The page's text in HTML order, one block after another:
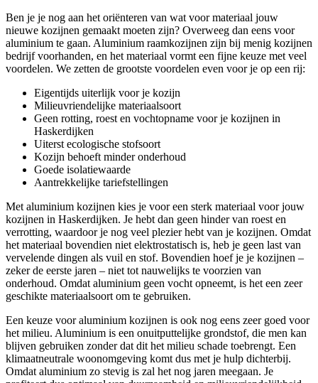
Ben je je nog aan het oriënteren van wat voor materiaal jouw
nieuwe kozijnen gemaakt moeten zijn? Overweeg dan eens voor
aluminium te gaan. Aluminium raamkozijnen zijn bij menig kozijnen
bedrijf voorhanden, en het materiaal vormt een fijne keuze met veel
voordelen. We zetten de grootste voordelen even voor je op een rij:
Eigentijds uiterlijk voor je kozijn
Milieuvriendelijke materiaalsoort
Geen rotting, roest en vochtopname voor je kozijnen in
Haskerdijken
Uiterst ecologische stofsoort
Kozijn behoeft minder onderhoud
Goede isolatiewaarde
Aantrekkelijke tariefstellingen
Met aluminium kozijnen kies je voor een sterk materiaal voor jouw
kozijnen in Haskerdijken. Je hebt dan geen hinder van roest en
verrotting, waardoor je nog veel plezier hebt van je kozijnen. Omdat
het materiaal bovendien niet elektrostatisch is, heb je geen last van
vervelende dingen als vuil en stof. Bovendien hoef je je kozijnen –
zeker de eerste jaren – niet tot nauwelijks te voorzien van
onderhoud. Omdat aluminium geen vocht opneemt, is het een zeer
geschikte materiaalsoort om te gebruiken.
Een keuze voor aluminium kozijnen is ook nog eens zeer goed voor
het milieu. Aluminium is een onuitputtelijke grondstof, die men kan
blijven gebruiken zonder dat dit het milieu schade toebrengt. Een
klimaatneutrale woonomgeving komt dus met je hulp dichterbij.
Omdat aluminium zo stevig is zal het nog jaren meegaan. Je